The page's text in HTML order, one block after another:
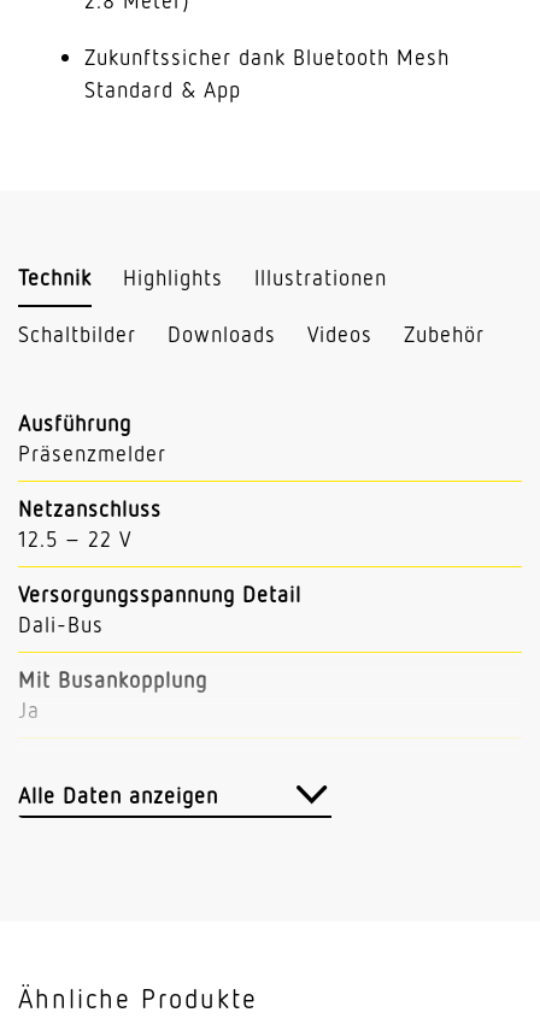
Zukunftssicher dank Bluetooth Mesh
Standard & App
Technik Highlights Illustrationen
Schaltbilder Downloads Videos Zubehör
Ausführung
Präsenzmelder
Netzanschluss
12.5 – 22 V
Versorgungsspannung Detail
Dali-Bus
Mit Busankopplung
Ja
Bluetooth Bus
Alle Daten anzeigen
Ähnliche Produkte